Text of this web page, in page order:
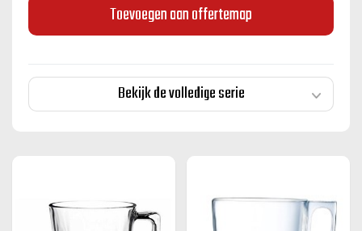
Toevoegen aan offertemap
Bekijk de volledige serie